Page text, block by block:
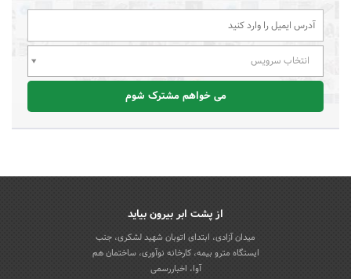
انتخاب سرویس
می خواهم مشترک شوم
از پشت ابر بیرون بیاید
میدان آزادی، ابتدای اتوبان شهید لشکری، جنب
ایستگاه مترو بیمه، کارخانه نوآوری، ساختمان هم
آوا، اخباررسمی